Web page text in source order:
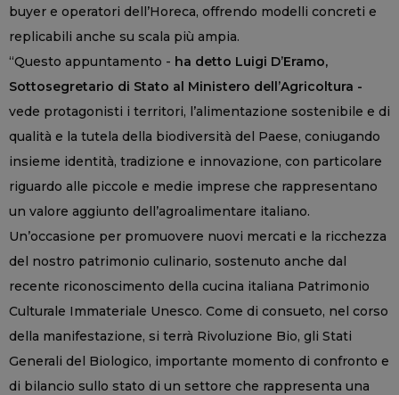
buyer e operatori dell’Horeca, offrendo modelli concreti e
replicabili anche su scala più ampia.
“Questo appuntamento - ha detto Luigi D’Eramo,
Sottosegretario di Stato al Ministero dell’Agricoltura -
vede protagonisti i territori, l’alimentazione sostenibile e di
qualità e la tutela della biodiversità del Paese, coniugando
insieme identità, tradizione e innovazione, con particolare
riguardo alle piccole e medie imprese che rappresentano
un valore aggiunto dell’agroalimentare italiano.
Un’occasione per promuovere nuovi mercati e la ricchezza
del nostro patrimonio culinario, sostenuto anche dal
recente riconoscimento della cucina italiana Patrimonio
Culturale Immateriale Unesco. Come di consueto, nel corso
della manifestazione, si terrà Rivoluzione Bio, gli Stati
Generali del Biologico, importante momento di confronto e
di bilancio sullo stato di un settore che rappresenta una